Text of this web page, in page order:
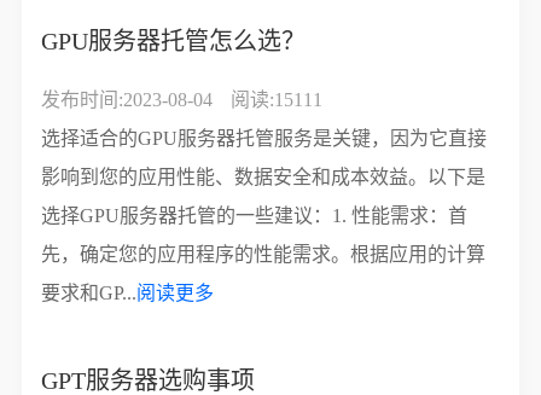
GPU服务器托管怎么选？
发布时间:2023-08-04
阅读:15111
选择适合的GPU服务器托管服务是关键，因为它直接
影响到您的应用性能、数据安全和成本效益。以下是
选择GPU服务器托管的一些建议：1. 性能需求：首
先，确定您的应用程序的性能需求。根据应用的计算
要求和GP...阅读更多
GPT服务器选购事项